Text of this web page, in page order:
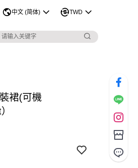
中文 (简体) TWD
裙(可機